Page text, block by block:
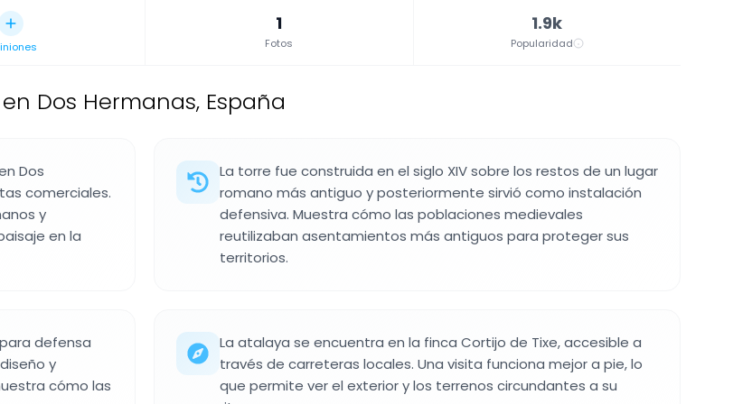
1
Fotos
1.9k
Popularidad
Dos Hermanas, España
Dos
comerciales.
y
en la
La torre fue construida en el siglo XIV sobre los restos de un lugar
romano más antiguo y posteriormente sirvió como instalación
defensiva. Muestra cómo las poblaciones medievales
reutilizaban asentamientos más antiguos para proteger sus
territorios.
defensa
y
cómo las
La atalaya se encuentra en la finca Cortijo de Tixe, accesible a
través de carreteras locales. Una visita funciona mejor a pie, lo
que permite ver el exterior y los terrenos circundantes a su